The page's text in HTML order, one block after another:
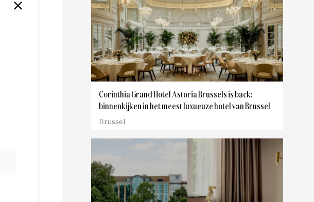
Corinthia Grand Hotel Astoria Brussels is back:
binnenkijken in het meest luxueuze hotel van Brussel
Brussel